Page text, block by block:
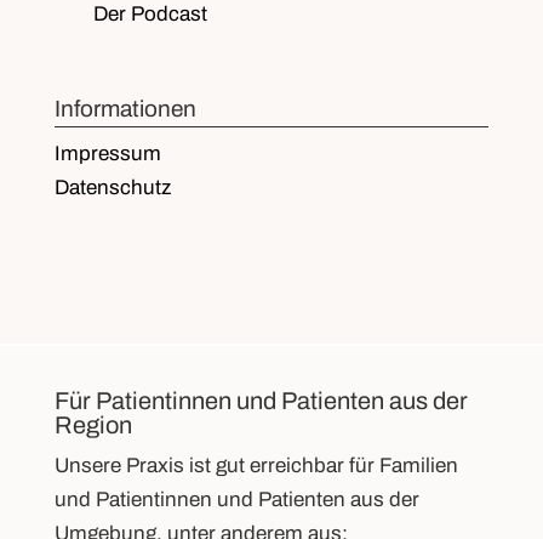
Der Podcast
Informationen
Impressum
Datenschutz
Für Patientinnen und Patienten aus der
Region
Unsere Praxis ist gut erreichbar für Familien
und Patientinnen und Patienten aus der
Umgebung, unter anderem aus: